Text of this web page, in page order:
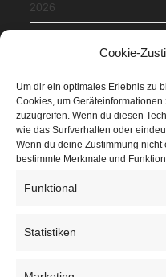
Cookie-
Um dir ein optimales Erlebnis zu
Cookies, um
zuzugreifen. Wenn du diesen
wie das Surfverhalten oder
Wenn du deine Zustimmung
bestimmte Merkmale und
Funktional
Statistiken
2026
Veranstaltungen
Höffner Run
Kindersportfest